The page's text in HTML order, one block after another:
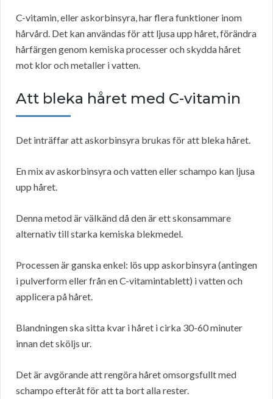
C-vitamin, eller askorbinsyra, har flera funktioner inom
hårvård. Det kan användas för att ljusa upp håret, förändra
hårfärgen genom kemiska processer och skydda håret
mot klor och metaller i vatten.
Att bleka håret med C-vitamin
Det inträffar att askorbinsyra brukas för att bleka håret.
En mix av askorbinsyra och vatten eller schampo kan ljusa
upp håret.
Denna metod är välkänd då den är ett skonsammare
alternativ till starka kemiska blekmedel.
Processen är ganska enkel: lös upp askorbinsyra (antingen
i pulverform eller från en C-vitamintablett) i vatten och
applicera på håret.
Blandningen ska sitta kvar i håret i cirka 30-60 minuter
innan det sköljs ur.
Det är avgörande att rengöra håret omsorgsfullt med
schampo efteråt för att ta bort alla rester.